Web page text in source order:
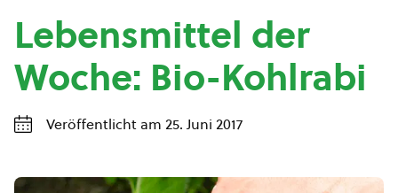
Lebensmittel der
Woche: Bio-Kohlrabi
Veröffentlicht am 25. Juni 2017